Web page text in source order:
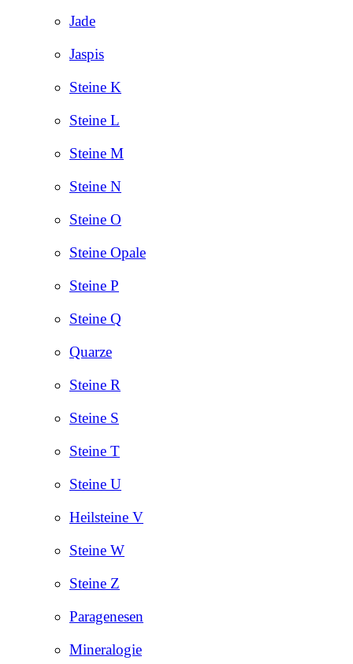
Jade
Jaspis
Steine K
Steine L
Steine M
Steine N
Steine O
Steine Opale
Steine P
Steine Q
Quarze
Steine R
Steine S
Steine T
Steine U
Heilsteine V
Steine W
Steine Z
Paragenesen
Mineralogie